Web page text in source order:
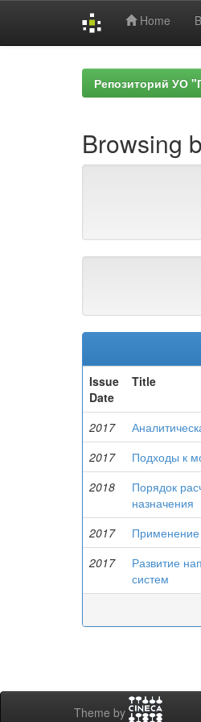
Home
Репозиторий УО
Browsing
Issue
Date
Title
2017
2017
Подходы к
2018
Порядок
назначения
2017 Применение
2017
Развитие
систем
Theme by